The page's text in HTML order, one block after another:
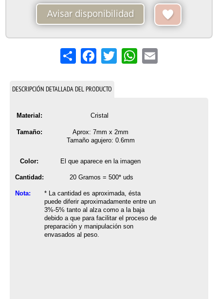
Avisar disponibilidad
Share FacebookTwitterWhatsApp
Email
DESCRIPCIÓN DETALLADA DEL PRODUCTO
Material: Cristal
Tamaño:
Aprox: 7mm x 2mm
Tamaño agujero: 0.6mm
Color: El que aparece en la imagen
Cantidad: 20 Gramos = 500* uds
Nota:
* La cantidad es aproximada, ésta
puede diferir aproximadamente entre un
3%-5% tanto al alza como a la baja
debido a que para facilitar el proceso de
preparación y manipulación son
envasados al peso.